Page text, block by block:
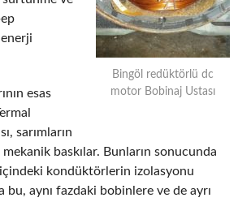
Bingöl redüktörlü dc
motor Bobinaj Ustası
esas
sarımların
mekanik baskılar. Bunların sonucunda
kondüktörlerin izolasyonu
bu, aynı fazdaki bobinlere ve de ayrı